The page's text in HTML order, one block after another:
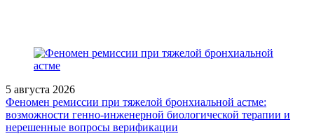
5 августа 2026
Феномен ремиссии при тяжелой бронхиальной астме:
возможности генно-инженерной биологической терапии и
нерешенные вопросы верификации